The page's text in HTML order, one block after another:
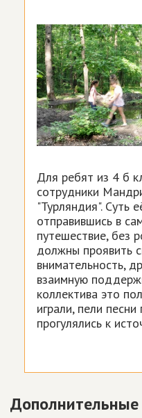
Для ребят из 4 б
сотрудники
"Турляндия". Суть
отправившись в
путешествие, без
должны проявить
внимательность,
взаимную
коллектива это
играли, пели песни
прогулялись к